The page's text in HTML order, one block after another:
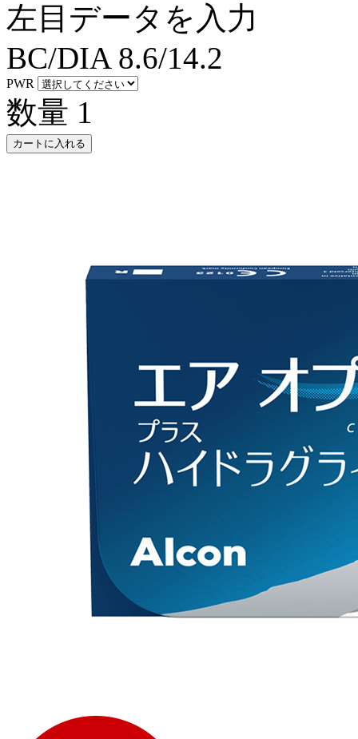
左目データを入力
BC/DIA 8.6/14.2
PWR
数量 1
カートに入れる